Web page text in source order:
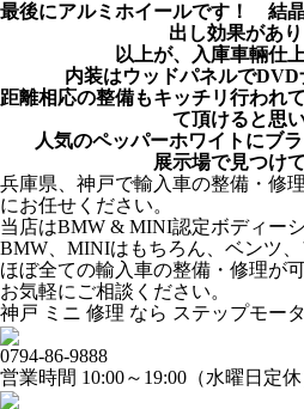
最後にアルミホイールです！ 結
出し効果があ
以上が、入庫車輛仕
内装はウッドパネルで
距離相応の整備もキッチリ行われ
て頂けると思
人気のペッパーホワイトにブ
展示場で見つけ
兵庫県、神戸で輸入車の整備・修
にお任せください。
当店はBMW & MINI認定ボディーシ
BMW、MINIはもちろん、ベンツ、
ほぼ全ての輸入車の整備・修理が
お気軽にご相談ください。
神戸 ミニ 修理 なら ステップモー
0794-86-9888
営業時間 10:00～19:00（水曜日定休